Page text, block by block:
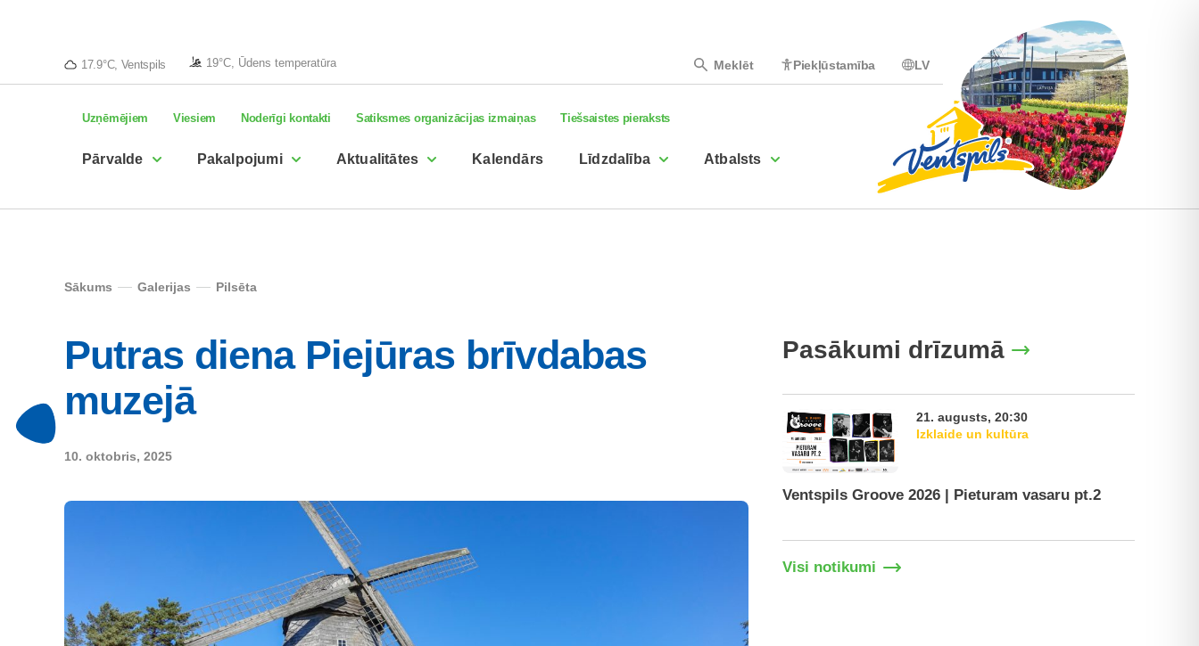
17.9°C, Ventspils 19°C, Ūdens temperatūra Meklēt Piekļūstamība LV
Uzņēmējiem Viesiem Noderīgi kontakti Satiksmes organizācijas izmaiņas Tiešsaistes pieraksts
Pārvalde Pakalpojumi Aktualitātes Kalendārs Līdzdalība Atbalsts
Sākums Galerijas Pilsēta
Putras diena Piejūras brīvdabas
muzejā
10. oktobris, 2025
Pasākumi drīzumā
21. augusts, 20:30
Izklaide un kultūra
Ventspils Groove 2026 | Pieturam vasaru pt.2
Visi notikumi